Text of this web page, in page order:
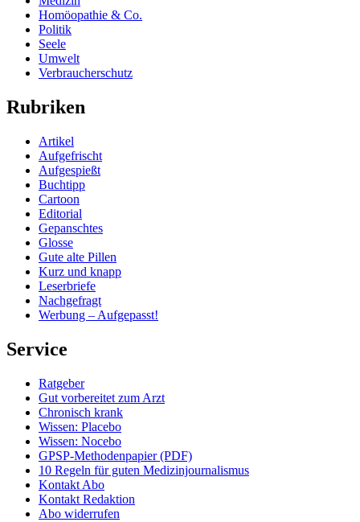
Homöopathie & Co.
Politik
Seele
Umwelt
Verbraucherschutz
Rubriken
Artikel
Aufgefrischt
Aufgespießt
Buchtipp
Cartoon
Editorial
Gepanschtes
Glosse
Gute alte Pillen
Kurz und knapp
Leserbriefe
Nachgefragt
Werbung – Aufgepasst!
Service
Ratgeber
Gut vorbereitet zum Arzt
Chronisch krank
Wissen: Placebo
Wissen: Nocebo
GPSP-Methodenpapier (PDF)
10 Regeln für guten Medizinjournalismus
Kontakt Abo
Kontakt Redaktion
Abo widerrufen